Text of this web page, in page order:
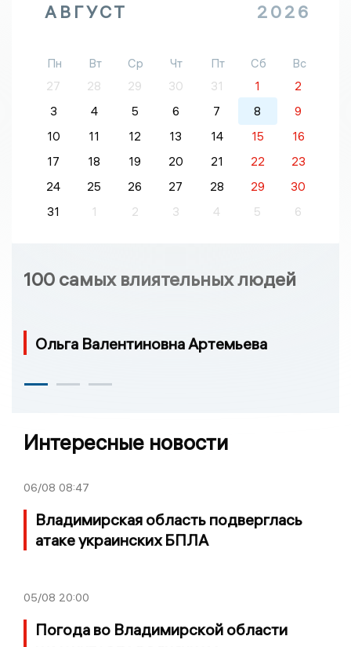
АВГУСТ 2026
Пн Вт Ср Чт Пт Сб
Вс
27
28 29 30 31 1
2
3
4 5 6 7 8
9
10
11 12 13 14 15
16
17
18 19 20 21 22
23
24
25 26 27 28 29
30
31
1 2 3 4 5 6
100 самых влиятельных людей
Ольга Валентиновна Артемьева
Интересные новости
06/08 08:47
Владимирская область подверглась
атаке украинских БПЛА
05/08 20:00
Погода во Владимирской области